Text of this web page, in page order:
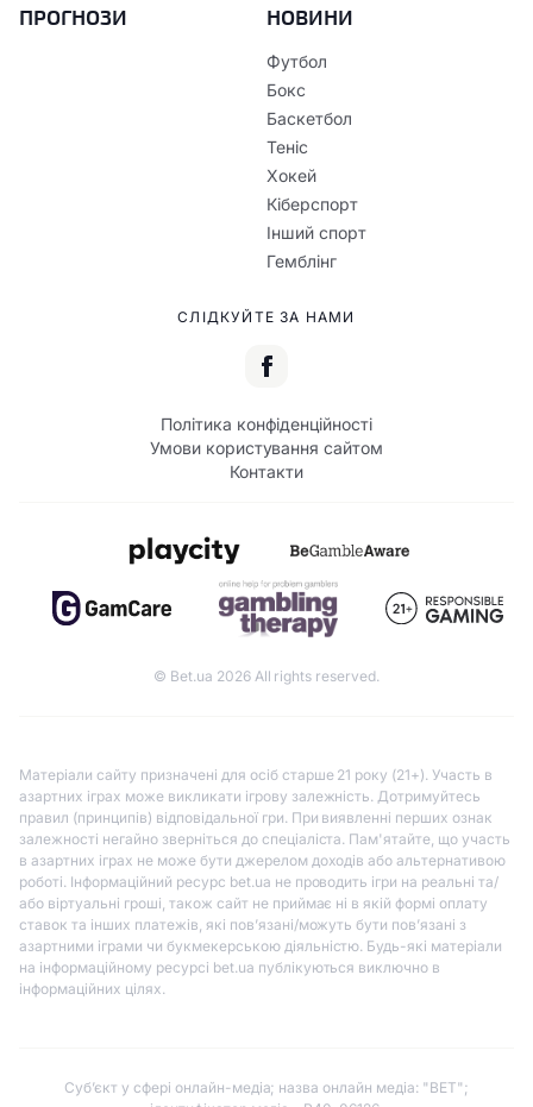
ПРОГНОЗИ НОВИНИ
Футбол
Бокс
Баскетбол
Теніс
Хокей
Кіберспорт
Інший спорт
Гемблінг
СЛІДКУЙТЕ ЗА НАМИ
Політика конфіденційності
Умови користування сайтом
Контакти
© Bet.ua 2026 All rights reserved.
Матеріали сайту призначені для осіб старше 21 року (21+). Участь в
азартних іграх може викликати ігрову залежність. Дотримуйтесь
правил (принципів) відповідальної гри. При виявленні перших ознак
залежності негайно зверніться до спеціаліста. Пам'ятайте, що участь
в азартних іграх не може бути джерелом доходів або альтернативою
роботі. Інформаційний ресурс bet.ua не проводить ігри на реальні та/
або віртуальні гроші, також сайт не приймає ні в якій формі оплату
ставок та інших платежів, які пов’язані/можуть бути пов’язані з
азартними іграми чи букмекерською діяльністю. Будь-які матеріали
на інформаційному ресурсі bet.ua публікуються виключно в
інформаційних цілях.
Субʼєкт у сфері онлайн-медіа; назва онлайн медіа: "BET";